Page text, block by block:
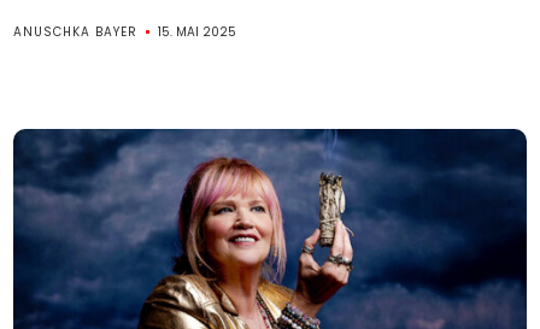
ANUSCHKA BAYER 15. MAI 2025